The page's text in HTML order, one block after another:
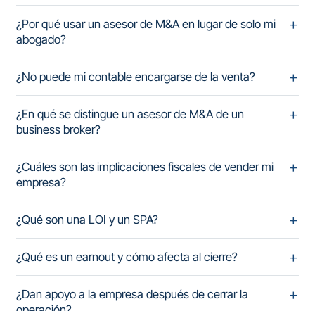
¿Por qué usar un asesor de M&A en lugar de solo mi
abogado?
¿No puede mi contable encargarse de la venta?
¿En qué se distingue un asesor de M&A de un
business broker?
¿Cuáles son las implicaciones fiscales de vender mi
empresa?
¿Qué son una LOI y un SPA?
¿Qué es un earnout y cómo afecta al cierre?
¿Dan apoyo a la empresa después de cerrar la